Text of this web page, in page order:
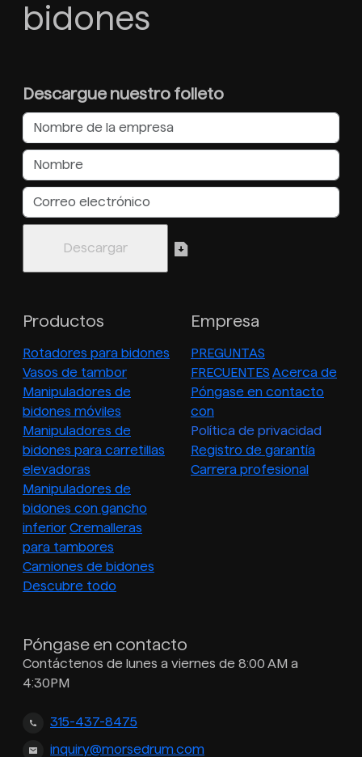
bidones
Descargue nuestro folleto
Productos
Rotadores para bidones
Vasos de tambor
Manipuladores de
bidones móviles
Manipuladores de
bidones para carretillas
elevadoras
Manipuladores de
bidones con gancho
inferior Cremalleras
para tambores
Camiones de bidones
Descubre todo
Empresa
PREGUNTAS
FRECUENTES Acerca de
Póngase en contacto
con
Política de privacidad
Registro de garantía
Carrera profesional
Póngase en contacto
Contáctenos de lunes a viernes de 8:00 AM a
4:30PM
315-437-8475
inquiry@morsedrum.com